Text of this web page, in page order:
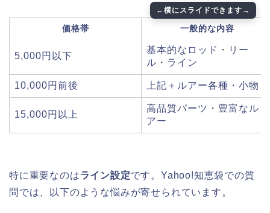
価格帯 一般的な内容
5,000円以下
基本的なロッド・リー
ル・ライン
10,000円前後 上記＋ルアー各種・小物
15,000円以上
高品質パーツ・豊富なル
アー
特に重要なのはライン設定です。Yahoo!知恵袋での質
問では、以下のような悩みが寄せられています。